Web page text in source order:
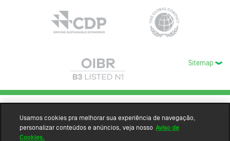
Sitemap
Usamos cookies pra melhorar sua experiência de navegação,
personalizar conteúdos e anúncios, veja nosso Aviso de
Cookies.